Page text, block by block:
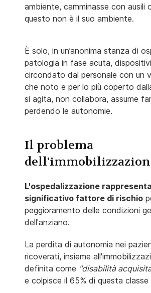
ambiente, camminasse con ausili
questo non è il suo ambiente.
È solo, in un’anonima stanza di
patologia in fase acuta,
circondato dal personale con un
che noto e per lo più coperto
si agita, non collabora, assume
perdendo le autonomie.
Il problema
L'ospedalizzazione
significativo fattore di rischio
peggioramento delle condizioni
dell'anziano.
La perdita di autonomia nei
ricoverati, insieme
definita come "disabilità
e colpisce il 65% di questa